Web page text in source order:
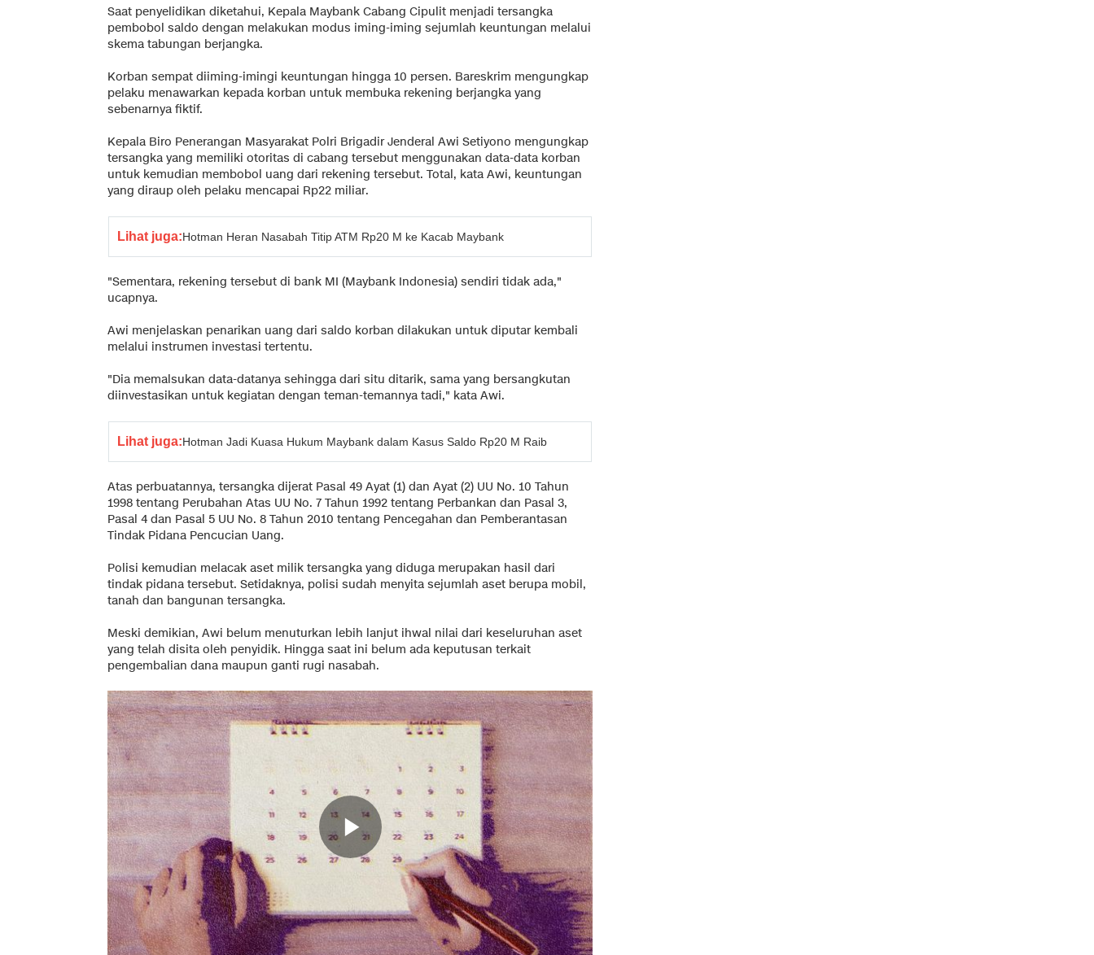
Saat penyelidikan diketahui, Kepala Maybank Cabang Cipulit menjadi tersangka
pembobol saldo dengan melakukan modus iming-iming sejumlah keuntungan melalui
skema tabungan berjangka.
Korban sempat diiming-imingi keuntungan hingga 10 persen. Bareskrim mengungkap
pelaku menawarkan kepada korban untuk membuka rekening berjangka yang
sebenarnya fiktif.
Kepala Biro Penerangan Masyarakat Polri Brigadir Jenderal Awi Setiyono mengungkap
tersangka yang memiliki otoritas di cabang tersebut menggunakan data-data korban
untuk kemudian membobol uang dari rekening tersebut. Total, kata Awi, keuntungan
yang diraup oleh pelaku mencapai Rp22 miliar.
Lihat juga:Hotman Heran Nasabah Titip ATM Rp20 M ke Kacab Maybank
"Sementara, rekening tersebut di bank MI (Maybank Indonesia) sendiri tidak ada,"
ucapnya.
Awi menjelaskan penarikan uang dari saldo korban dilakukan untuk diputar kembali
melalui instrumen investasi tertentu.
"Dia memalsukan data-datanya sehingga dari situ ditarik, sama yang bersangkutan
diinvestasikan untuk kegiatan dengan teman-temannya tadi," kata Awi.
Lihat juga:Hotman Jadi Kuasa Hukum Maybank dalam Kasus Saldo Rp20 M Raib
Atas perbuatannya, tersangka dijerat Pasal 49 Ayat (1) dan Ayat (2) UU No. 10 Tahun
1998 tentang Perubahan Atas UU No. 7 Tahun 1992 tentang Perbankan dan Pasal 3,
Pasal 4 dan Pasal 5 UU No. 8 Tahun 2010 tentang Pencegahan dan Pemberantasan
Tindak Pidana Pencucian Uang.
Polisi kemudian melacak aset milik tersangka yang diduga merupakan hasil dari
tindak pidana tersebut. Setidaknya, polisi sudah menyita sejumlah aset berupa mobil,
tanah dan bangunan tersangka.
Meski demikian, Awi belum menuturkan lebih lanjut ihwal nilai dari keseluruhan aset
yang telah disita oleh penyidik. Hingga saat ini belum ada keputusan terkait
pengembalian dana maupun ganti rugi nasabah.